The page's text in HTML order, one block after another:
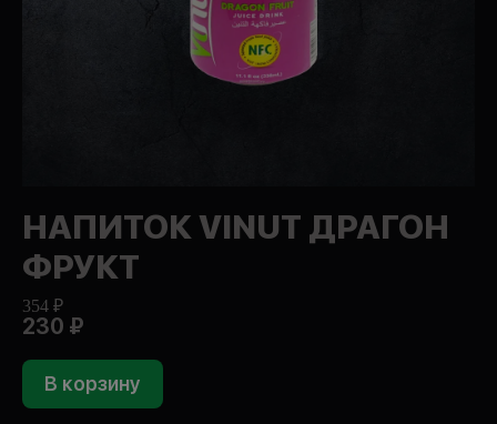
НАПИТОК VINUT ДРАГОН
ФРУКТ
354 ₽
230 ₽
В корзину